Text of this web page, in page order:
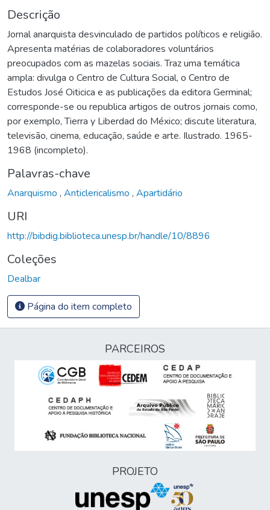
Descrição
Jornal anarquista desvinculado de partidos políticos e religião.
Apresenta matérias de colaboradores voluntários
preocupados com as mazelas sociais. Traz uma temática
ampla: divulga o Centro de Cultura Social, o Centro de
Estudos José Oiticica e as publicações da editora Germinal;
corresponde-se ou republica artigos de outros jornais como,
por exemplo, Tierra y Liberdad do México; discute literatura,
televisão, cinema, educação, saúde e arte. Ilustrado. 1965-
1968 (incompleto).
Palavras-chave
Anarquismo , Anticlericalismo , Apartidário
URI
http://bibdig.biblioteca.unesp.br/handle/10/8896
Coleções
Dealbar
Página do item completo
PARCEIROS
PROJETO